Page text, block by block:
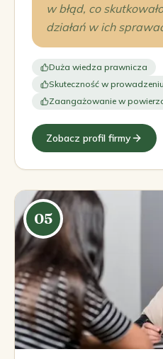
w błąd, co
działań w ich
Duża wiedza prawnicza
Skuteczność w
Zaangażowanie w
Zobacz profil firmy
05